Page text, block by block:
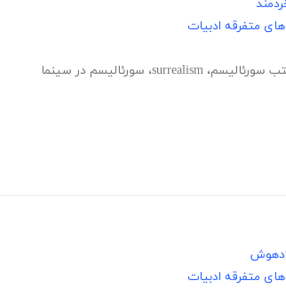
متفرقه ادبیات
سورئالیسم، surrealism، سورئالیسم در سینما
متفرقه ادبیات